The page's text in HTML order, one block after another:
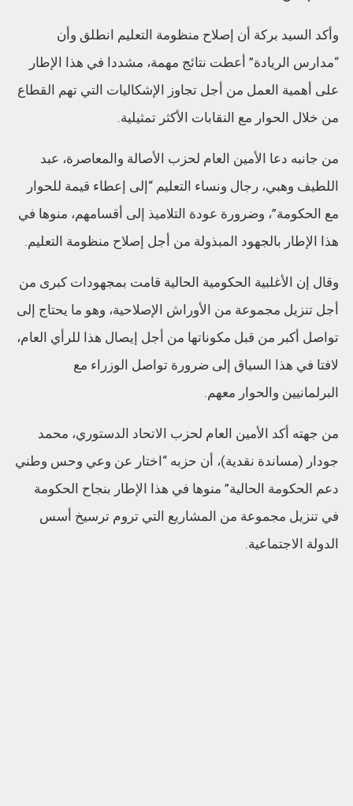
وأكد السيد بركة أن إصلاح منظومة التعليم انطلق وأن
“مدارس الريادة” أعطت نتائج مهمة، مشددا في هذا الإطار
على أهمية العمل من أجل تجاوز الإشكاليات التي تهم القطاع
من خلال الحوار مع النقابات الأكثر تمثيلية.
من جانبه دعا الأمين العام لحزب الأصالة والمعاصرة، عبد
اللطيف وهبي، رجال ونساء التعليم “إلى إعطاء قيمة للحوار
مع الحكومة”، وضرورة عودة التلاميذ إلى أقسامهم، منوها في
هذا الإطار بالجهود المبذولة من أجل إصلاح منظومة التعليم.
وقال إن الأغلبية الحكومية الحالية قامت بمجهودات كبرى من
أجل تنزيل مجموعة من الأوراش الإصلاحية، وهو ما يحتاج إلى
تواصل أكبر من قبل مكوناتها من أجل إيصال هذا للرأي العام،
لافتا في هذا السياق إلى ضرورة تواصل الوزراء مع
البرلمانيين والحوار معهم.
من جهته أكد الأمين العام لحزب الاتحاد الدستوري، محمد
جودار (مساندة نقدية)، أن حزبه “اختار عن وعي وحس وطني
دعم الحكومة الحالية” منوها في هذا الإطار بنجاح الحكومة
في تنزيل مجموعة من المشاريع التي تروم ترسيخ أسس
الدولة الاجتماعية.